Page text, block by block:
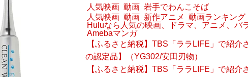
人気映画 動画 岩手でわんこそば
人気映画 動画 新作アニメ 動画ランキング
Huluなら人気の映画、ドラマ、アニメ、バ
Amebaマンガ
【ふるさと納税】TBS「ララLIFE」で紹
の認定品】（YG302/安田刃物）
【ふるさと納税】TBS「ララLIFE」で紹